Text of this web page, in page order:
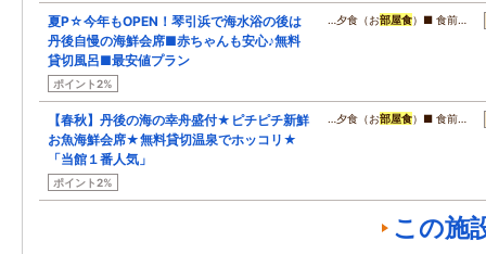
夏P☆今年もOPEN！琴引浜で海水浴の後は
丹後自慢の海鮮会席■赤ちゃんも安心♪無料
貸切風呂■最安値プラン
ポイント2%
…夕食（お部屋食）■ 食前…
【春秋】丹後の海の幸舟盛付★ピチピチ新鮮
お魚海鮮会席★無料貸切温泉でホッコリ★
「当館１番人気」
ポイント2%
…夕食（お部屋食）■ 食前…
この施